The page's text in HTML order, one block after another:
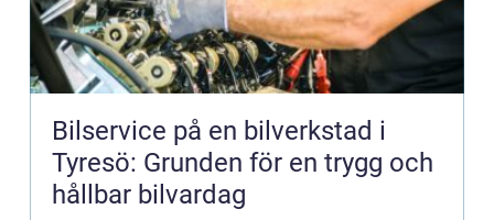
Bilservice på en bilverkstad i
Tyresö: Grunden för en trygg och
hållbar bilvardag